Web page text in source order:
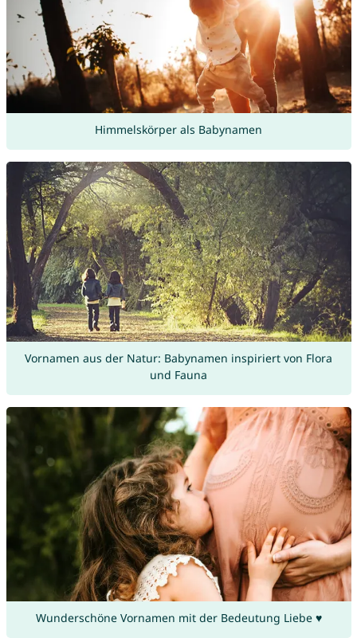
Himmelskörper als Babynamen
Vornamen aus der Natur: Babynamen inspiriert von Flora
und Fauna
Wunderschöne Vornamen mit der Bedeutung Liebe ♥